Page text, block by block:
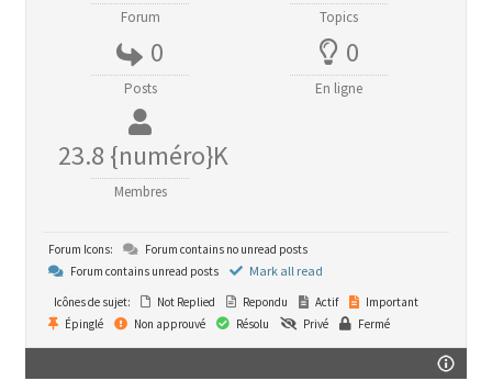
Forum Topics
0
Posts
0
En ligne
23.8 {numéro}K
Membres
Forum Icons:
Forum contains no unread posts
Forum contains unread posts
Mark all read
Icônes de sujet: Not Replied Repondu Actif
Important
Épinglé
Non approuvé Résolu Privé Fermé